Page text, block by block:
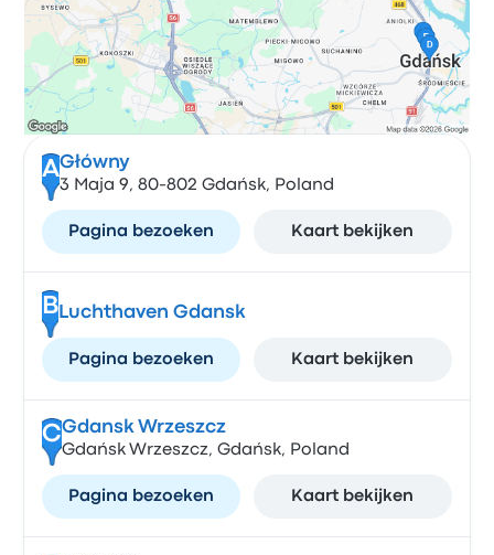
AGłówny
3 Maja 9, 80-802 Gdańsk, Poland
Pagina bezoeken Kaart bekijken
BLuchthaven Gdansk
Pagina bezoeken Kaart bekijken
CGdansk Wrzeszcz
Gdańsk Wrzeszcz, Gdańsk, Poland
Pagina bezoeken Kaart bekijken